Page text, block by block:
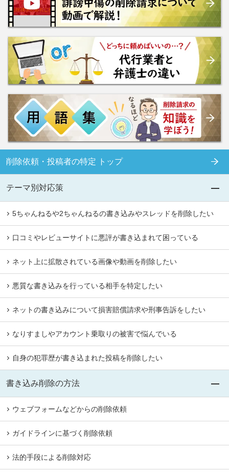
削除依頼・投稿者の特定 トップ
テーマ別対応策
5ちゃんねるや2ちゃんねるの書き込みやスレッドを削除したい
口コミやレビューサイトに悪評が書き込まれて困っている
ネット上に拡散されている画像や動画を削除したい
悪質な書き込みを行っている相手を特定したい
ネットの書き込みについて損害賠償請求や刑事告訴をしたい
なりすましやアカウント乗取りの被害で悩んでいる
自身の犯罪歴が書き込まれた投稿を削除したい
書き込み削除の方法
ウェブフォームなどからの削除依頼
ガイドラインに基づく削除依頼
法的手段による削除対応